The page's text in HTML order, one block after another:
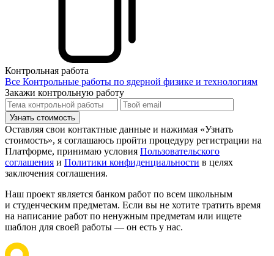
Контрольная работа
Все Контрольные работы по ядерной физике и технологиям
Закажи контрольную работу
Узнать стоимость
Оставляя свои контактные данные и нажимая «Узнать
стоимость», я соглашаюсь пройти процедуру регистрации на
Платформе, принимаю условия Пользовательского
соглашения и Политики конфиденциальности в целях
заключения соглашения.
Наш проект является банком работ по всем школьным
и студенческим предметам. Если вы не хотите тратить время
на написание работ по ненужным предметам или ищете
шаблон для своей работы — он есть у нас.